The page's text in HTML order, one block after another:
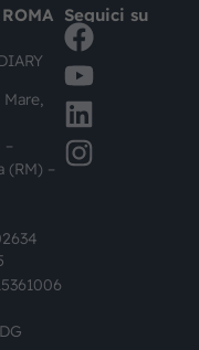
(RM) –
Seguici su